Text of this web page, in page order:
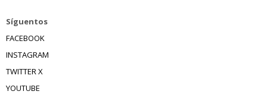
Síguentos
FACEBOOK
INSTAGRAM
TWITTER X
YOUTUBE